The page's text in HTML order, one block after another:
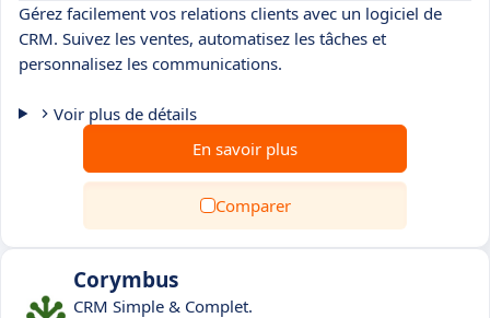
Gérez facilement vos relations clients avec un logiciel de
CRM. Suivez les ventes, automatisez les tâches et
personnalisez les communications.
Voir plus de détails
En savoir plus
Comparer
Corymbus
CRM Simple & Complet.